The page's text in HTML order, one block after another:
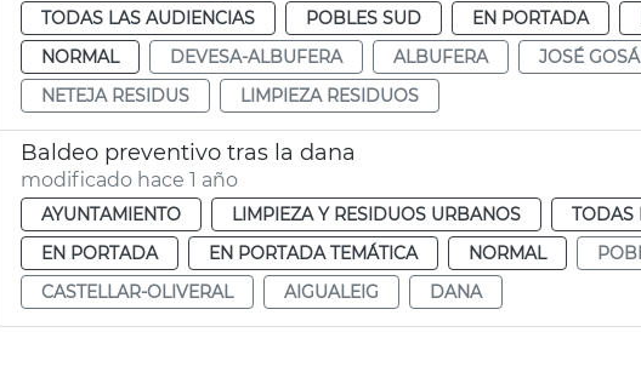
TODAS LAS AUDIENCIAS
POBLES SUD EN PORTADA
NORMAL
DEVESA-ALBUFERA ALBUFERA JOSÉ
NETEJA RESIDUS
LIMPIEZA RESIDUOS
Baldeo preventivo tras la dana
modificado hace 1 año
AYUNTAMIENTO LIMPIEZA Y RESIDUOS URBANOS TODAS
EN PORTADA
EN PORTADA TEMÁTICA NORMAL
CASTELLAR-OLIVERAL
AIGUALEIG DANA